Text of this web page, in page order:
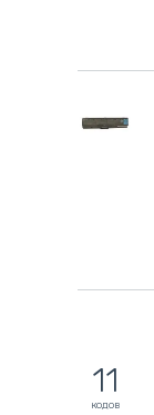
11
кодов